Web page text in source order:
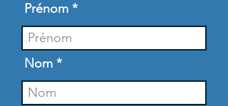
Prénom
Nom